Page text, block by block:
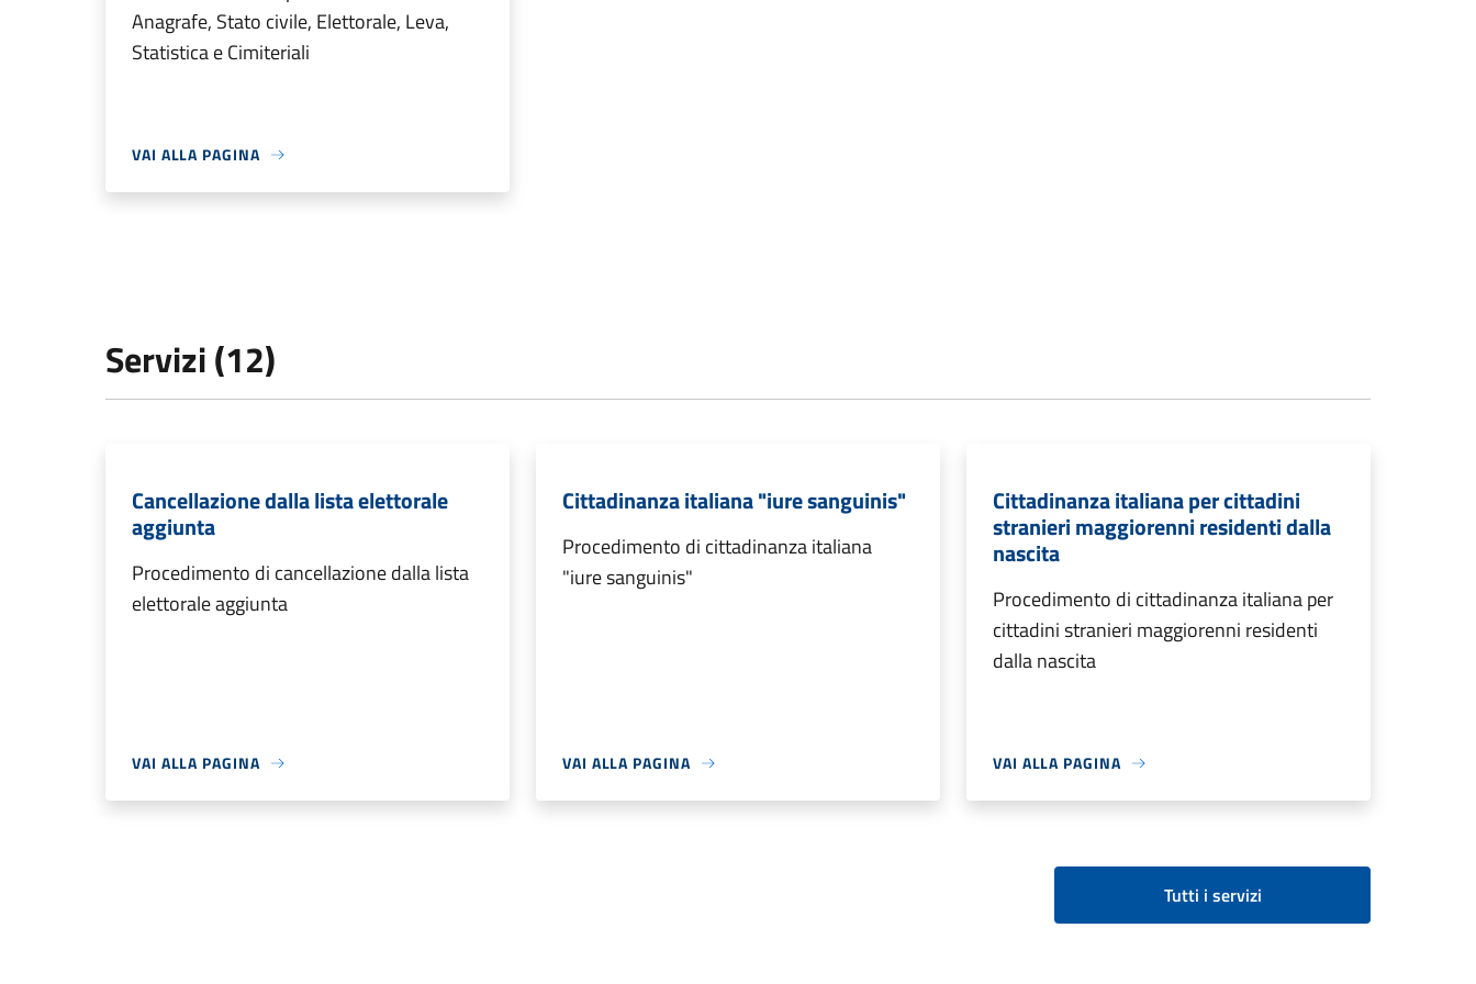
Anagrafe, Stato civile, Elettorale, Leva,
Statistica e Cimiteriali
VAI ALLA PAGINA
Servizi (12)
Cancellazione dalla lista elettorale
aggiunta
Procedimento di cancellazione dalla lista
elettorale aggiunta
VAI ALLA PAGINA
Cittadinanza italiana "iure sanguinis"
Procedimento di cittadinanza italiana
"iure sanguinis"
VAI ALLA PAGINA
Cittadinanza italiana per cittadini
stranieri maggiorenni residenti dalla
nascita
Procedimento di cittadinanza italiana per
cittadini stranieri maggiorenni residenti
dalla nascita
VAI ALLA PAGINA
Tutti i servizi